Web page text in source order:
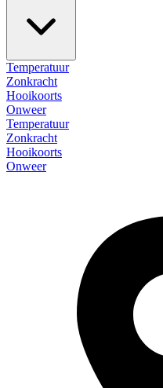
Temperatuur
Zonkracht
Hooikoorts
Onweer
Temperatuur
Zonkracht
Hooikoorts
Onweer